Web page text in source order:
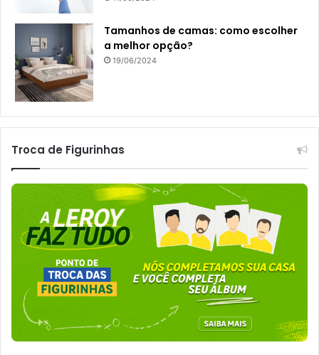
Tamanhos de camas: como escolher
a melhor opção?
19/06/2024
Troca de Figurinhas